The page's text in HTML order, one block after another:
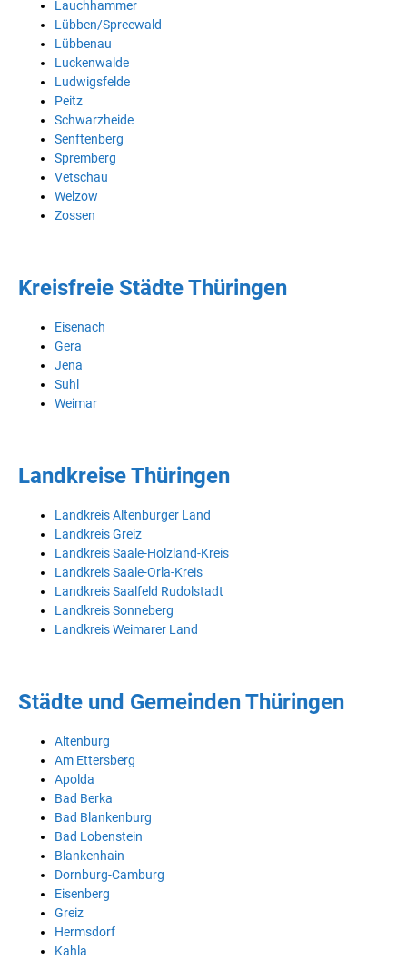
Lauchhammer
Lübben/Spreewald
Lübbenau
Luckenwalde
Ludwigsfelde
Peitz
Schwarzheide
Senftenberg
Spremberg
Vetschau
Welzow
Zossen
Kreisfreie Städte Thüringen
Eisenach
Gera
Jena
Suhl
Weimar
Landkreise Thüringen
Landkreis Altenburger Land
Landkreis Greiz
Landkreis Saale-Holzland-Kreis
Landkreis Saale-Orla-Kreis
Landkreis Saalfeld Rudolstadt
Landkreis Sonneberg
Landkreis Weimarer Land
Städte und Gemeinden Thüringen
Altenburg
Am Ettersberg
Apolda
Bad Berka
Bad Blankenburg
Bad Lobenstein
Blankenhain
Dornburg-Camburg
Eisenberg
Greiz
Hermsdorf
Kahla